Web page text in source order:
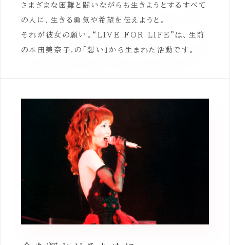
さまざまな困難と闘いながらも生きようとするすべて
の人に、生きる勇気や希望を伝えようと。
それが彼女の願い。“LIVE FOR LIFE”は、生前
の本田美奈子.の「想い」から生まれた活動です。